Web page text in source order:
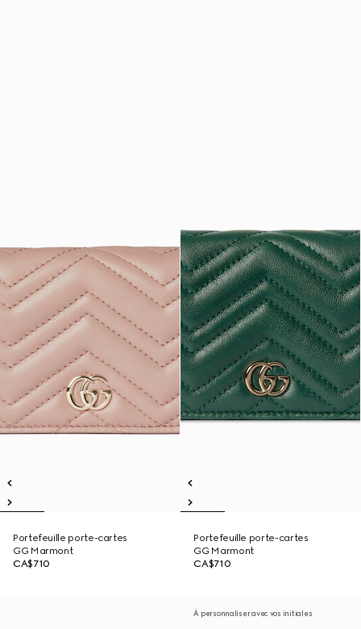
Portefeuille porte-cartes
GG Marmont
CA$710
Portefeuille porte-cartes
GG Marmont
CA$710
À personnaliser avec vos initiales